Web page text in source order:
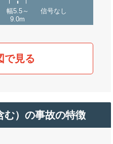
幅5.5～
9.0m
信号なし
で見る
む）の事故の特徴